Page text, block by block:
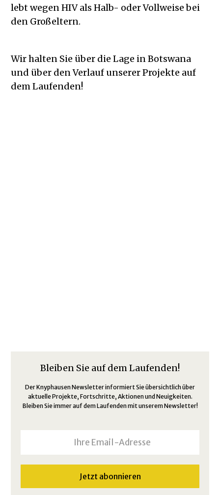
lebt wegen HIV als Halb- oder Vollweise bei
den Großeltern.
Wir halten Sie über die Lage in Botswana
und über den Verlauf unserer Projekte auf
dem Laufenden!
Bleiben Sie auf dem Laufenden!
Der Knyphausen Newsletter informiert Sie übersichtlich über
aktuelle Projekte, Fortschritte, Aktionen und Neuigkeiten.
Bleiben Sie immer auf dem Laufenden mit unserem Newsletter!